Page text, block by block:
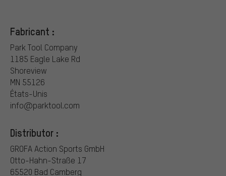
Fabricant :
Park Tool Company
1185 Eagle Lake Rd
Shoreview
MN 55126
États-Unis
info@parktool.com
Distributor :
GROFA Action Sports GmbH
Otto-Hahn-Straße 17
65520 Bad Camberg